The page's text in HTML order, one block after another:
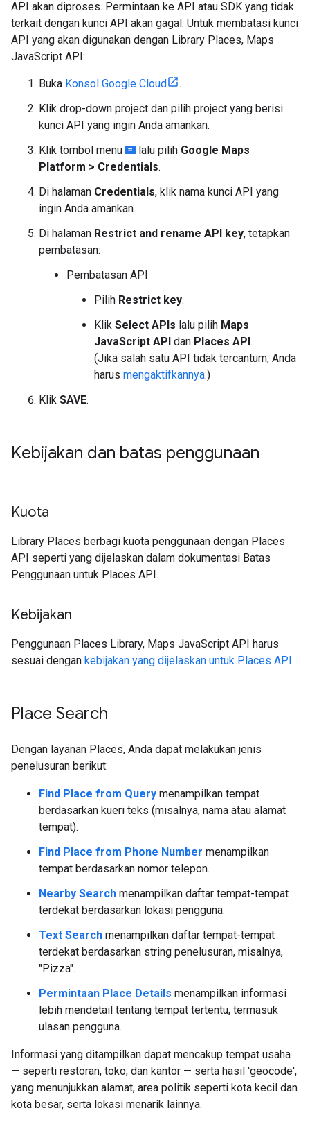
API akan diproses. Permintaan ke API atau SDK yang tidak
terkait dengan kunci API akan gagal. Untuk membatasi kunci
API yang akan digunakan dengan Library Places, Maps
JavaScript API:
Buka Konsol Google Cloud
.
Klik drop-down project dan pilih project yang berisi
kunci API yang ingin Anda amankan.
Klik tombol menu
lalu pilih Google Maps
Platform > Credentials.
Di halaman Credentials, klik nama kunci API yang
ingin Anda amankan.
Di halaman Restrict and rename API key, tetapkan
pembatasan:
Pembatasan API
Pilih Restrict key.
Klik Select APIs lalu pilih Maps
JavaScript API dan Places API.
(Jika salah satu API tidak tercantum, Anda
harus mengaktifkannya.)
Klik SAVE.
Kebijakan dan batas penggunaan
Kuota
Library Places berbagi kuota penggunaan dengan Places
API seperti yang dijelaskan dalam dokumentasi Batas
Penggunaan untuk Places API.
Kebijakan
Penggunaan Places Library, Maps JavaScript API harus
sesuai dengan kebijakan yang dijelaskan untuk Places API.
Place Search
Dengan layanan Places, Anda dapat melakukan jenis
penelusuran berikut:
Find Place from Query menampilkan tempat
berdasarkan kueri teks (misalnya, nama atau alamat
tempat).
Find Place from Phone Number menampilkan
tempat berdasarkan nomor telepon.
Nearby Search menampilkan daftar tempat-tempat
terdekat berdasarkan lokasi pengguna.
Text Search menampilkan daftar tempat-tempat
terdekat berdasarkan string penelusuran, misalnya,
"Pizza".
Permintaan Place Details menampilkan informasi
lebih mendetail tentang tempat tertentu, termasuk
ulasan pengguna.
Informasi yang ditampilkan dapat mencakup tempat usaha
— seperti restoran, toko, dan kantor — serta hasil 'geocode',
yang menunjukkan alamat, area politik seperti kota kecil dan
kota besar, serta lokasi menarik lainnya.